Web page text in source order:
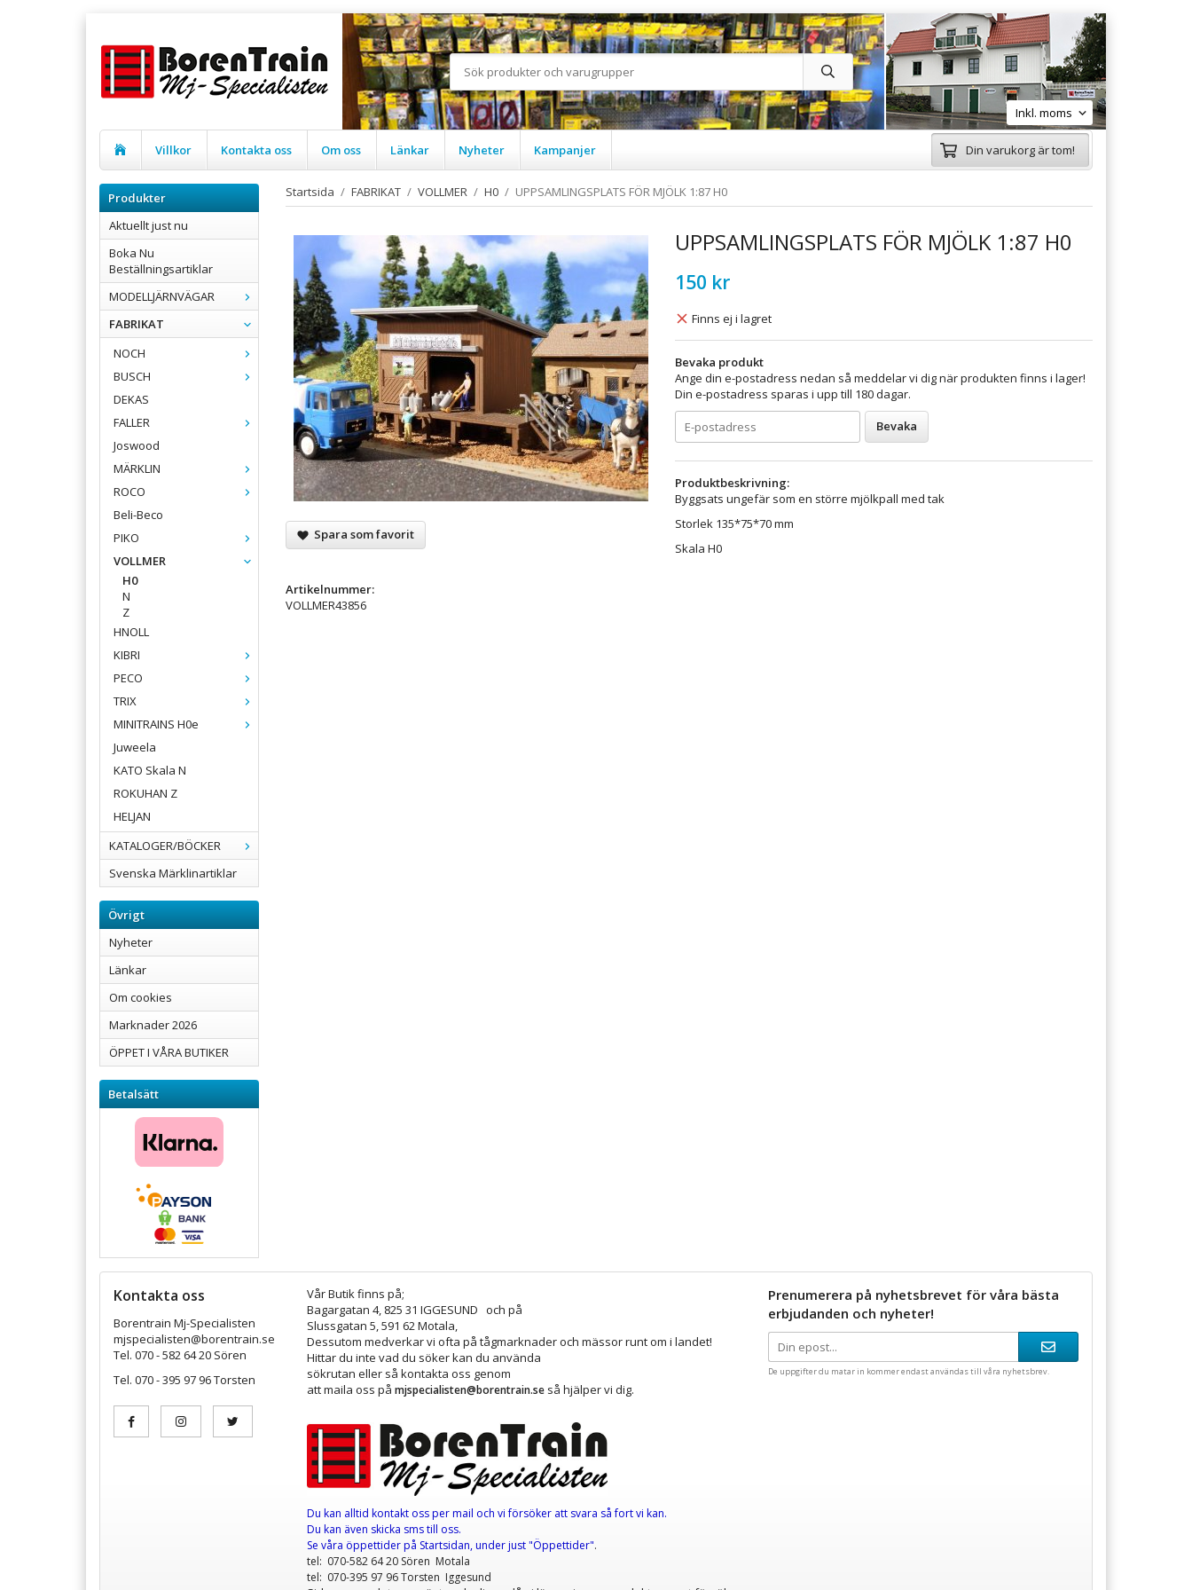
Villkor Kontakta oss Om oss Länkar Nyheter Kampanjer Din varukorg är tom!
Produkter
Aktuellt just nu
Boka Nu
Beställningsartiklar
MODELLJÄRNVÄGAR
FABRIKAT
NOCH
BUSCH
DEKAS
FALLER
Joswood
MÄRKLIN
ROCO
Beli-Beco
PIKO
VOLLMER
H0
N
Z
HNOLL
KIBRI
PECO
TRIX
MINITRAINS H0e
Juweela
KATO Skala N
ROKUHAN Z
HELJAN
KATALOGER/BÖCKER
Svenska Märklinartiklar
Övrigt
Nyheter
Länkar
Om cookies
Marknader 2026
ÖPPET I VÅRA BUTIKER
Betalsätt
Startsida / FABRIKAT / VOLLMER / H0 / UPPSAMLINGSPLATS FÖR MJÖLK 1:87 H0
UPPSAMLINGSPLATS FÖR MJÖLK 1:87 H0
150 kr
Finns ej i lagret
Bevaka produkt
Ange din e-postadress nedan så meddelar vi dig när produkten finns i lager!
Din e-postadress sparas i upp till 180 dagar.
Bevaka
Produktbeskrivning:
Byggsats ungefär som en större mjölkpall med tak
Storlek 135*75*70 mm
Skala H0
Spara som favorit
Artikelnummer:
VOLLMER43856
Kontakta oss
Borentrain Mj-Specialisten
mjspecialisten@borentrain.se
Tel. 070 - 582 64 20 Sören
Tel. 070 - 395 97 96 Torsten
Vår Butik finns på;
Bagargatan 4, 825 31 IGGESUND och på
Slussgatan 5, 591 62 Motala,
Dessutom medverkar vi ofta på tågmarknader och mässor runt om i landet!
Hittar du inte vad du söker kan du använda
sökrutan eller så kontakta oss genom
att maila oss på mjspecialisten@borentrain.se så hjälper vi dig.
Du kan alltid kontakt oss per mail och vi försöker att svara så fort vi kan.
Du kan även skicka sms till oss.
Se våra öppettiderpå Startsidan, under just "Öppettider".
tel: 070-582 64 20 Sören Motala
tel: 070-395 97 96 Torsten Iggesund
Prenumerera på nyhetsbrevet för våra bästa
erbjudanden och nyheter!
De uppgifter du matar in kommer endast användas till våra nyhetsbrev.